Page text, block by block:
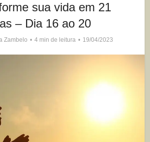
sua vida em 21
– Dia 16 ao 20
Zambelo 4 min de leitura 19/04/2023